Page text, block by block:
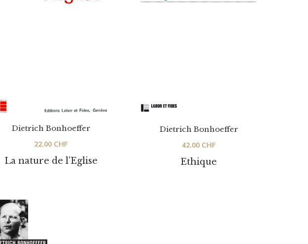
La nature de l’Eglise
Dietrich Bonhoeffer
22.00 CHF
Ethique
Dietrich Bonhoeffer
42.00 CHF